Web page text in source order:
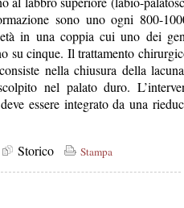
sono uno ogni 800-
in una coppia cui uno dei
su cinque. Il trattamento
nella chiusura della
nel palato duro.
essere integrato da una
Storico Stampa